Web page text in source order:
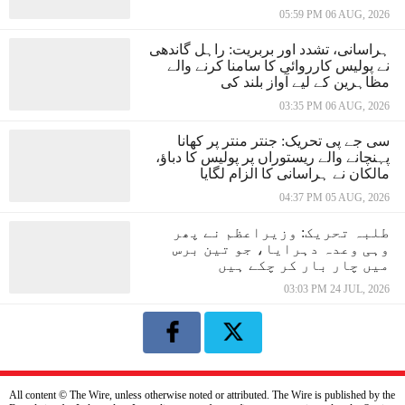
05:59 PM 06 AUG, 2026
ہراسانی، تشدد اور بربریت: راہل گاندھی
نے پولیس کارروائی کا سامنا کرنے والے
مظاہرین کے لیے آواز بلند کی
03:35 PM 06 AUG, 2026
سی جے پی تحریک: جنتر منتر پر کھانا
پہنچانے والے ریستوراں پر پولیس کا دباؤ،
مالکان نے ہراسانی کا الزام لگایا
04:37 PM 05 AUG, 2026
طلبہ تحریک: وزیراعظم نے پھر
وہی وعدہ دہرایا، جو تین برس
میں چار بار کر چکے ہیں
03:03 PM 24 JUL, 2026
All content © The Wire, unless otherwise noted or attributed. The Wire is published by the